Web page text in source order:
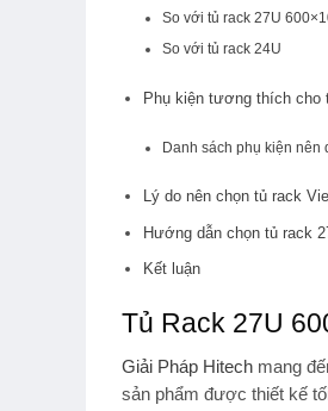
So với tủ rack 27U
So với tủ rack 24U
Phụ kiện tương thích cho
Danh sách phụ kiện nên
Lý do nên chọn tủ rack
Hướng dẫn chọn tủ rack
Kết luận
Tủ Rack 27U
Giải Pháp Hitech mang
sản phẩm được thiết kế